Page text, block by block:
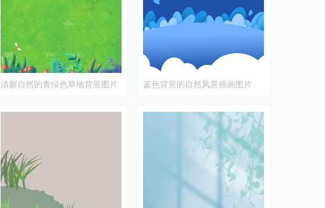
清新自然的青绿色草地背景图片 蓝色背景的自然风景插画图片